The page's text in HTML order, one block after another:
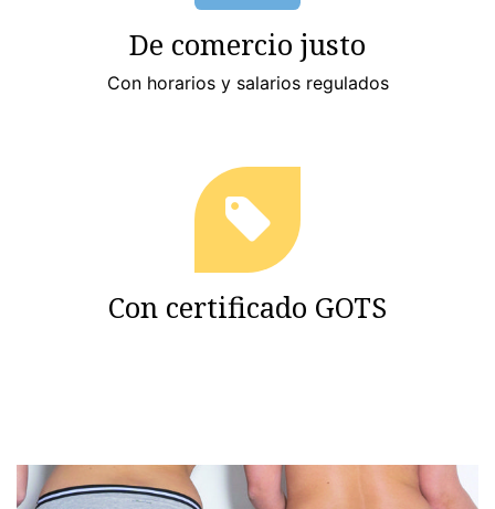
De comercio justo
Con horarios y salarios regulados
Con certificado GOTS